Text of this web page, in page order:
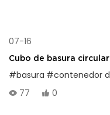
07-16
Cubo de basura
con tapa, forrado para
#basura #contenedor
77
0